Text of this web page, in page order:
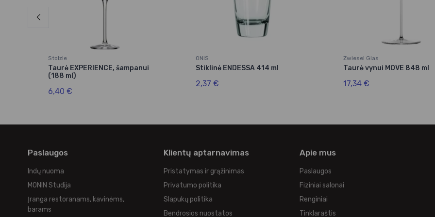
Stolzle
Taurė EXPERIENCE, šampanui
(188 ml)
6,40 €
ONIS
Stiklinė ENDESSA 414 ml
2,37 €
Zwiesel Glas
Taurė vynui MOVE 848 ml
17,34 €
Paslaugos
Indų nuoma
MONIN Studija
Įranga restoranams, kavinėms,
barams
Klientų aptarnavimas
Pristatymas ir grąžinimas
Privatumo politika
Slapukų politika
Bendrosios nuostatos
Apie mus
Paslaugos
Fiziniai salonai
Renginiai
Tinklaraštis